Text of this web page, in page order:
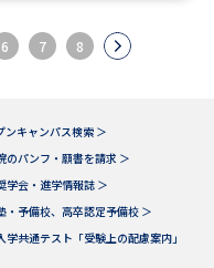
6 7 8
ンキャンパス検索 ＞
のパンフ・願書を請求 ＞
学会・進学情報誌 ＞
・予備校、高卒認定予備校 ＞
学共通テスト「受験上の配慮案内」